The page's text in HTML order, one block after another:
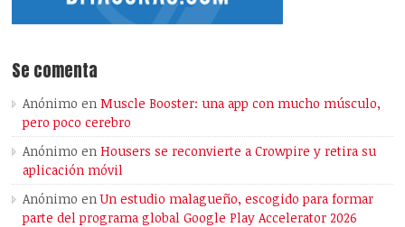
Se comenta
Anónimo enMuscle Booster: una app con mucho músculo,
pero poco cerebro
Anónimo enHousers se reconvierte a Crowpire y retira su
aplicación móvil
Anónimo enUn estudio malagueño, escogido para formar
parte del programa global Google Play Accelerator 2026